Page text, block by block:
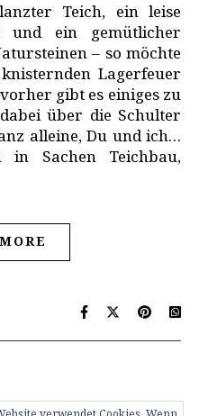
und ein gemütlicher
– so möchte
Lagerfeuer
gibt es einiges zu
über die Schulter
alleine, Du und ich…
Sachen Teichbau,